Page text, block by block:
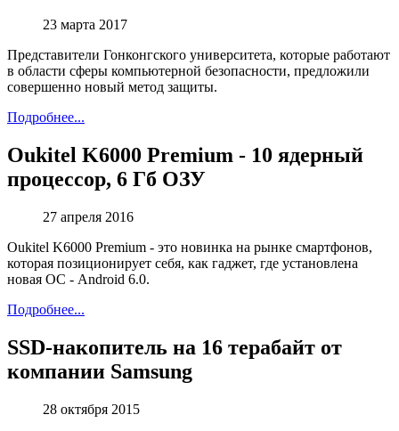
23 марта 2017
Представители Гонконгского университета, которые работают
в области сферы компьютерной безопасности, предложили
совершенно новый метод защиты.
Подробнее...
Oukitel K6000 Premium - 10 ядерный
процессор, 6 Гб ОЗУ
27 апреля 2016
Oukitel K6000 Premium - это новинка на рынке смартфонов,
которая позиционирует себя, как гаджет, где установлена
новая ОС - Android 6.0.
Подробнее...
SSD-накопитель на 16 терабайт от
компании Samsung
28 октября 2015